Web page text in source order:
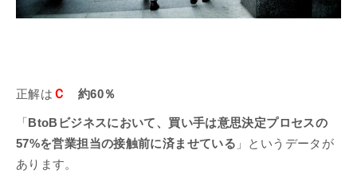
正解は Ｃ 約60％
「 BtoBビジネスにおいて、買い手は意思決定プロセスの
57%を営業担当の接触前に済ませている 」というデータが
あります。